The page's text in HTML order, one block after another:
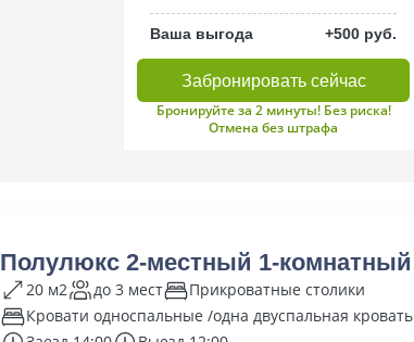
Ваша выгода +500 руб.
Забронировать сейчас
Бронируйте за 2 минуты! Без риска!
Отмена без штрафа
Полулюкс 2-местный 1-комнатный
20 м2 до 3 мест
Прикроватные столики
Кровати односпальные /одна двуспальная кровать